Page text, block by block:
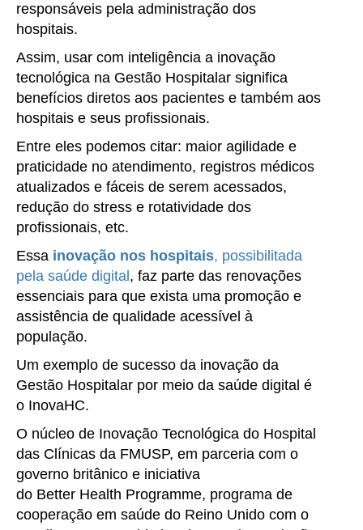
responsáveis pela administração dos
hospitais.
Assim, usar com inteligência a inovação
tecnológica na Gestão Hospitalar significa
benefícios diretos aos pacientes e também aos
hospitais e seus profissionais.
Entre eles podemos citar: maior agilidade e
praticidade no atendimento, registros médicos
atualizados e fáceis de serem acessados,
redução do stress e rotatividade dos
profissionais, etc.
Essa inovação nos hospitais, possibilitada
pela saúde digital , faz parte das renovações
essenciais para que exista uma promoção e
assistência de qualidade acessível à
população.
Um exemplo de sucesso da inovação da
Gestão Hospitalar por meio da saúde digital é
o InovaHC.
O núcleo de Inovação Tecnológica do Hospital
das Clínicas da FMUSP, em parceria com o
governo britânico e iniciativa
do Better Health Programme, programa de
cooperação em saúde do Reino Unido com o